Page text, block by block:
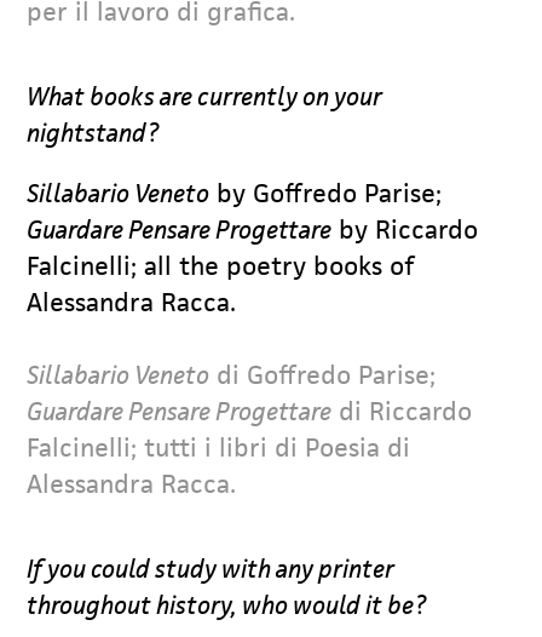
per il lavoro di grafica.
What books are currently on your
nightstand?
Sillabario Veneto by Goffredo Parise;
Guardare Pensare Progettare by Riccardo
Falcinelli; all the poetry books of
Alessandra Racca.
Sillabario Veneto di Goffredo Parise;
Guardare Pensare Progettare di Riccardo
Falcinelli; tutti i libri di Poesia di
Alessandra Racca.
If you could study with any printer
throughout history, who would it be?